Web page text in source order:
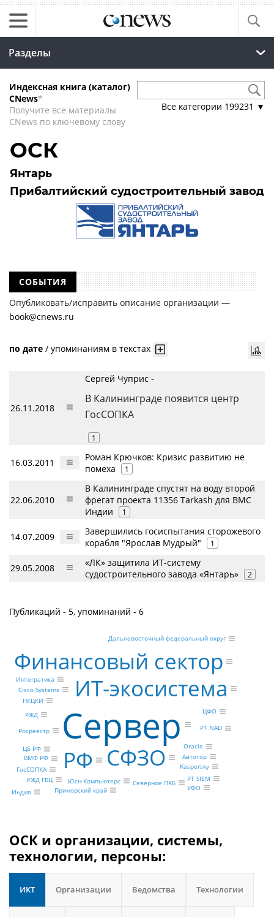
Разделы
Индексная книга (каталог)
CNews*
Получите все материалы
CNews по ключевому слову
Все категории 199231 ▼
ОСК
Янтарь
Прибалтийский судостроительный завод
СОБЫТИЯ
Опубликовать/исправить описание организации —
book@cnews.ru
по дате / упоминаниям в текстах
26.11.2018
Сергей Чуприс -
В Калининграде появится центр
ГосСОПКА
1
16.03.2011
Роман Крючков: Кризис развитию не
помеха
1
22.06.2010
В Калининграде спустят на воду второй
фрегат проекта 11356 Tarkash для ВМС
Индии
1
14.07.2009
Завершились госиспытания сторожевого
корабля "Ярослав Мудрый"
1
29.05.2008
«ЛК» защитила ИТ-систему
судостроительного завода «Янтарь»
2
Публикаций - 5, упоминаний - 6
Сервер
ИТ-экосистема
РФ СФЗО
Финансовый сектор
Интегратика
Kaspersky
Oracle
Cisco Systems
НКЦКИ
РЖД ГВЦ Юсн-Компьютерс
Автотор
Северное ПКБ
РЖД
Росреестр
ЦБ РФ
ВМФ РФ
ГосСОПКА
PT SIEM
PT NAD
ЦФО
Индия
УФО
Приморский край
Дальневосточный федеральный округ
ОСК и организации, системы,
технологии, персоны:
ИКТ Организации Ведомства Технологии